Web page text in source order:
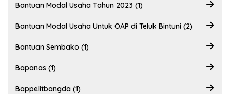
Bantuan Modal Usaha Tahun 2023 (1)
Bantuan Modal Usaha Untuk OAP di Teluk Bintuni (2)
Bantuan Sembako (1)
Bapanas (1)
Bappelitbangda (1)